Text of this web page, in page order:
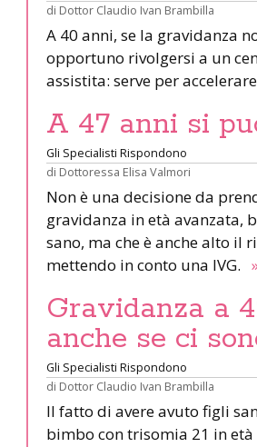
di Dottor Claudio Ivan Brambilla
A 40 anni, se la gravidanza
opportuno rivolgersi a un
assistita: serve per
A 47 anni si
Gli Specialisti Rispondono
di Dottoressa Elisa Valmori
Non è una decisione da
gravidanza in età avanzata,
sano, ma che è anche alto il
mettendo in conto una IVG.
Gravidanza a
anche se ci
Gli Specialisti Rispondono
di Dottor Claudio Ivan Brambilla
Il fatto di avere avuto figli
bimbo con trisomia 21 in